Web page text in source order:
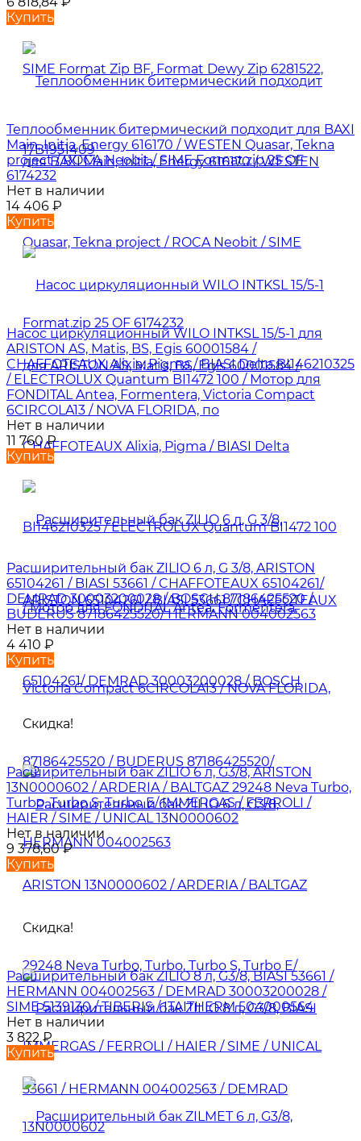
Купить
Теплообменник битермический подходит для BAXI
Main, Initia, Energy 616170 / WESTEN Quasar, Tekna
project / ROCA Neobit / SIME Format.zip 25 OF
6174232
Нет в наличии
14 406 ₽
Купить
Насос циркуляционный WILO INTKSL 15/5-1 для
ARISTON AS, Matis, BS, Egis 60001584 /
CHAFFOTEAUX Alixia, Pigma / BIASI Delta BI146210325
/ ELECTROLUX Quantum BI1472 100 / Мотор для
FONDITAL Antea, Formentera, Victoria Compact
6CIRCOLA13 / NOVA FLORIDA, по
Нет в наличии
11 760₽
Купить
Расширительный бак ZILIO 6 л, G 3/8, ARISTON
65104261 / BIASI 53661 / CHAFFOTEAUX 65104261/
DEMRAD 30003200028 / BOSCH 87186425520 /
BUDERUS 87186425520/ HERMANN 004002563
Нет в наличии
4 410 ₽
Купить
Скидка!
Расширительный бак ZILIO 6 л, G3/8, ARISTON
13N0000602 / ARDERIA / BALTGAZ 29248 Neva Turbo,
Turbo, Turbo S, Turbo E/ IMMERGAS / FERROLI /
HAIER / SIME / UNICAL 13N0000602
Нет в наличии
9 378,60₽
Купить
Скидка!
Расширительный бак ZILIO 8 л, G3/8, BIASI 53661 /
HERMANN 004002563 / DEMRAD 30003200028 /
SIME 5139130 / TIBERIS / ITAITHERM 504000564
Нет в наличии
3 822₽
Купить